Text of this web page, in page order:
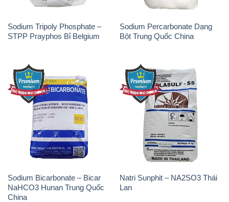
Sodium Tripoly Phosphate –
STPP Prayphos Bỉ Belgium
Sodium Percarbonate Dạng
Bột Trung Quốc China
Sodium Bicarbonate – Bicar
NaHCO3 Hunan Trung Quốc
China
Natri Sunphit – NA2SO3 Thái
Lan